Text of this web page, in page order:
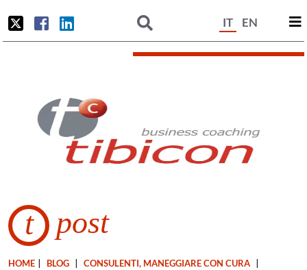
IT EN
t post
HOME BLOG CONSULENTI, MANEGGIARE CON CURA